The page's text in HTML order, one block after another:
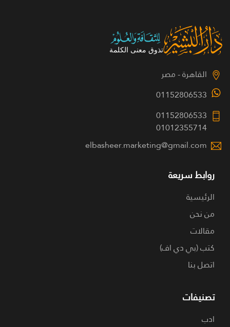
القاهرة - مصر
01152806533
01152806533
01012355714
elbasheer.marketing@gmail.com
روابط سريعة
الرئيسية
من نحن
مقالات
كتب (بي دي اف)
اتصل بنا
تصنيفات
ادب